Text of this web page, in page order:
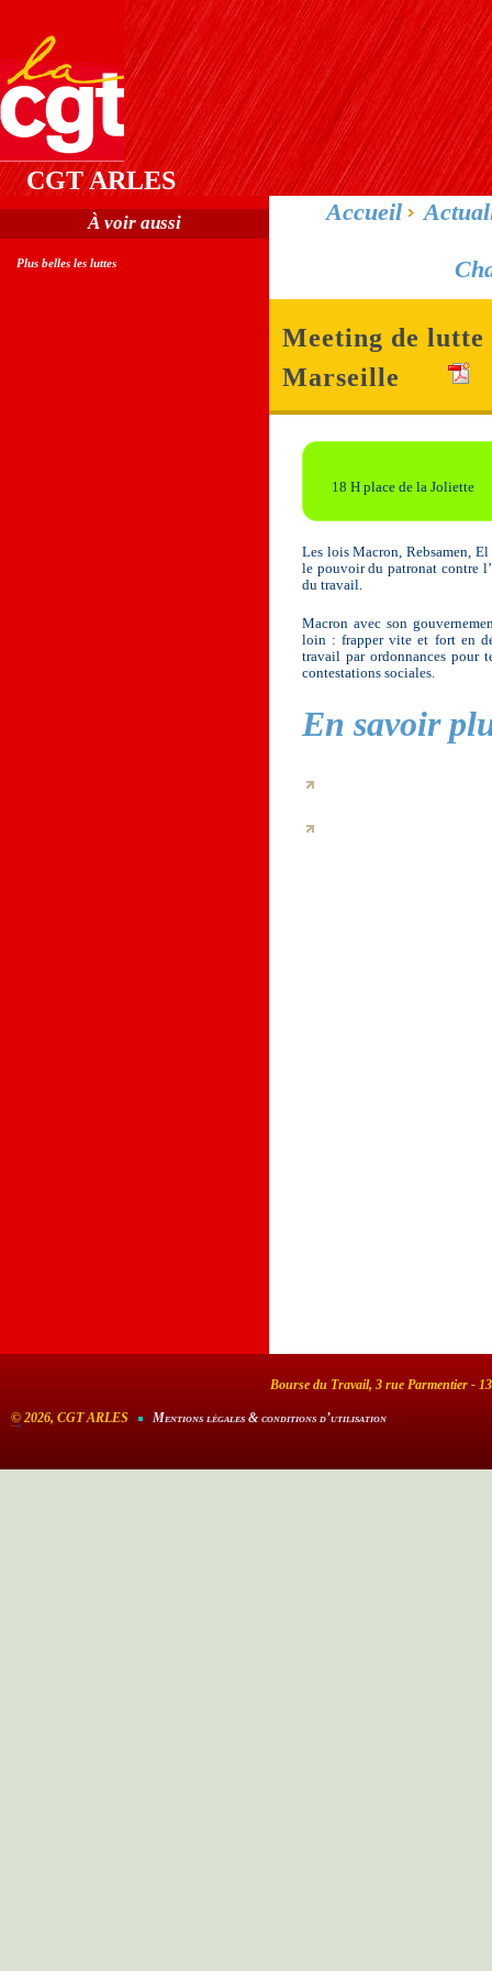
CGT ARLES
Accueil
Meeting de lutte
Marseille
18 H place de la Joliette
Les lois Macron, Rebsamen,
le pouvoir du patronat contre
du travail.
Macron avec son
loin : frapper vite et fort en
travail par ordonnances pour
contestations sociales.
En savoir
À voir aussi
Plus belles les luttes
Bourse du Travail, 3 rue Parmentier -
© 2026, CGT ARLES Mentions légales & conditions d’utilisation